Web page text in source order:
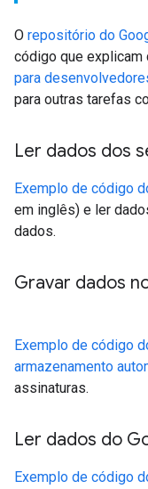
O repositório do
código que explicam
para
para outras tarefas
Ler dados dos
Exemplo de código
em inglês) e ler
dados.
Gravar dados
Exemplo de código
armazenamento
assinaturas.
Ler dados do
Exemplo de código